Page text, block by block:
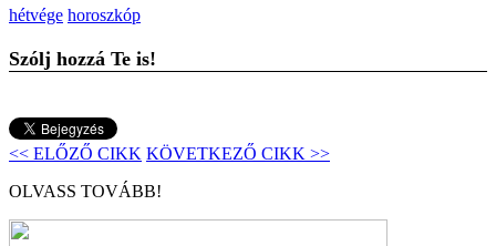
hétvége horoszkóp
Szólj hozzá Te is!
<< ELŐZŐ CIKK KÖVETKEZŐ CIKK >>
OLVASS TOVÁBB!